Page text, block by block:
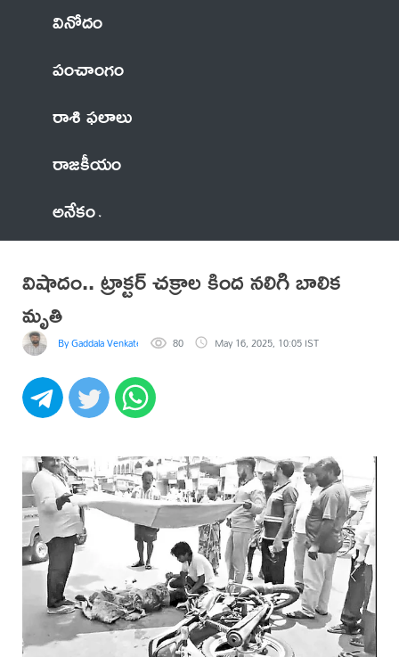
వినోదం
పంచాంగం
రాశి ఫలాలు
రాజకీయం
అనేకం
విషాదం.. ట్రాక్టర్‌ చక్రాల కింద నలిగి బాలిక
మృతి
By Gaddala VenkateswaraRao
80 May 16, 2025, 10:05 IST